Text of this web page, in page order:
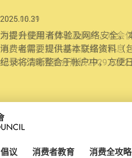
2025.10.31
为提升使用者体验及网络安全，
消费者需要提供基本联络资料（
纪录将清晰整合于帐户中，方便
倡议 消费者教育 消费全攻略